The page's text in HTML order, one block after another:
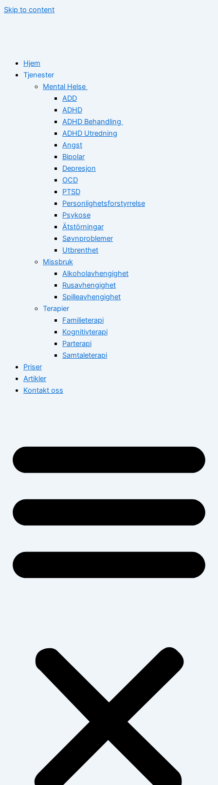
Skip to content
Hjem
Tjenester
Mental Helse
ADD
ADHD
ADHD Behandling
ADHD Utredning
Angst
Bipolar
Depresjon
OCD
PTSD
Personlighetsforstyrrelse
Psykose
Ätstörningar
Søvnproblemer
Utbrenthet
Missbruk
Alkoholavhengighet
Rusavhengighet
Spilleavhengighet
Terapier
Familieterapi
Kognitivterapi
Parterapi
Samtaleterapi
Priser
Artikler
Kontakt oss